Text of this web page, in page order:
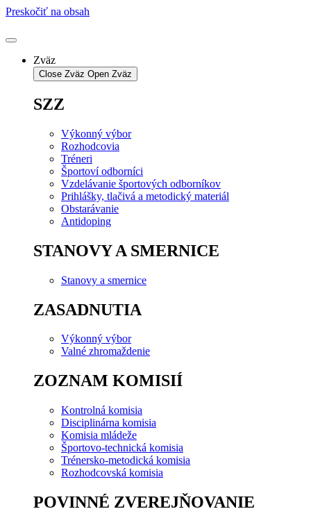
Preskočiť na obsah
Zväz
Close Zväz Open Zväz
SZZ
Výkonný výbor
Rozhodcovia
Tréneri
Športoví odborníci
Vzdelávanie športových odborníkov
Prihlášky, tlačivá a metodický materiál
Obstarávanie
Antidoping
STANOVY A SMERNICE
Stanovy a smernice
ZASADNUTIA
Výkonný výbor
Valné zhromaždenie
ZOZNAM KOMISIÍ
Kontrolná komisia
Disciplinárna komisia
Komisia mládeže
Športovo-technická komisia
Trénersko-metodická komisia
Rozhodcovská komisia
POVINNÉ ZVEREJŇOVANIE